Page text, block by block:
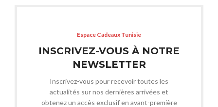
Espace Cadeaux Tunisie
INSCRIVEZ-VOUS À NOTRE
NEWSLETTER
Inscrivez-vous pour recevoir toutes les
actualités sur nos dernières arrivées et
obtenez un accès exclusif en avant-première